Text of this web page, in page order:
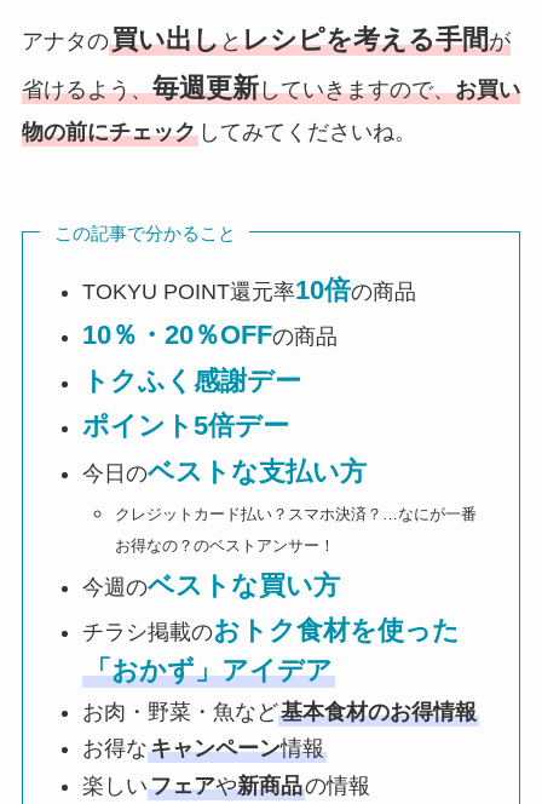
アナタの買い出しとレシピを考える手間が
省けるよう、毎週更新していきますので、お買い
物の前にチェックしてみてくださいね。
この記事で分かること
TOKYU POINT還元率10倍の商品
10％・20％OFFの商品
トクふく感謝デー
ポイント5倍デー
今日のベストな支払い方
クレジットカード払い？スマホ決済？…なにが一番
お得なの？のベストアンサー！
今週のベストな買い方
チラシ掲載のおトク食材を使った
「おかず」アイデア
お肉・野菜・魚など基本食材のお得情報
お得なキャンペーン情報
楽しいフェアや新商品の情報